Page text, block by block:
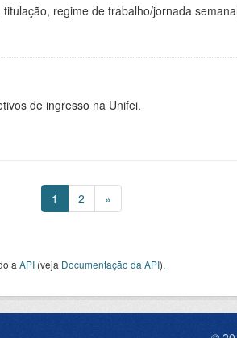
regime de trabalho/jornada
de ingresso na Unifei.
1 2 »
a API (veja Documentação da API).